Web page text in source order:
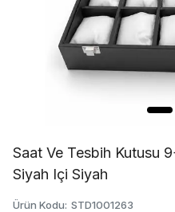
Saat Ve Tesbih Kutusu
Siyah Içi Siyah
Ürün Kodu: STD1001263